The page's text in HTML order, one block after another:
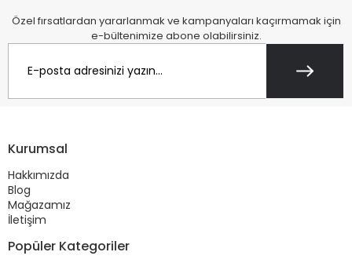
Özel fırsatlardan yararlanmak ve kampanyaları kaçırmamak için
e-bültenimize abone olabilirsiniz.
Kurumsal
Hakkımızda
Blog
Mağazamız
İletişim
Popüler Kategoriler